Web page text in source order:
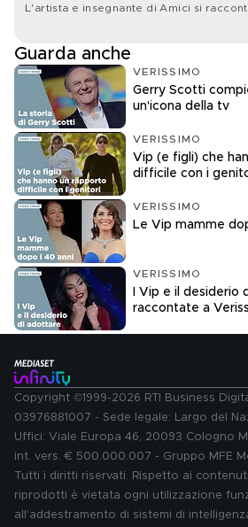
L'artista e insegnante di Amici si
Guarda anche
VERISSIMO
Gerry Scotti
un'icona della tv
VERISSIMO
Vip (e figli) che
difficile con i
VERISSIMO
Le Vip mamme
VERISSIMO
I Vip e il
raccontate a
Copyright ©1999-2026 RTI Business
03976881007 - Sede legale: Largo del
Uffici: Viale Europa 46, 20093 Cologno
int. vers. € 500.000.007 - Gruppo MFE
Tutti i diritti riservati. Rispetto ai
riprodotti è vietata ogni utilizzazione
all'addestramento di sistemi di